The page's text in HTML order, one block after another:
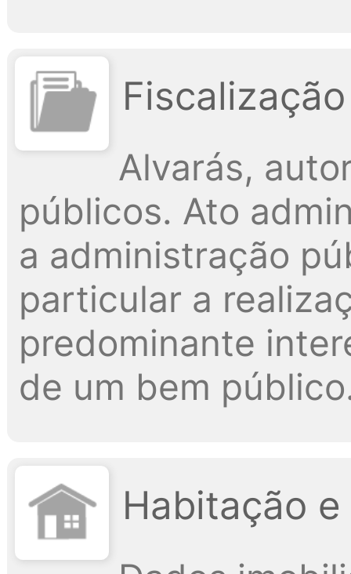
Alvarás,
públicos. Ato
a administração
particular a
predominante
de um bem
Habitação